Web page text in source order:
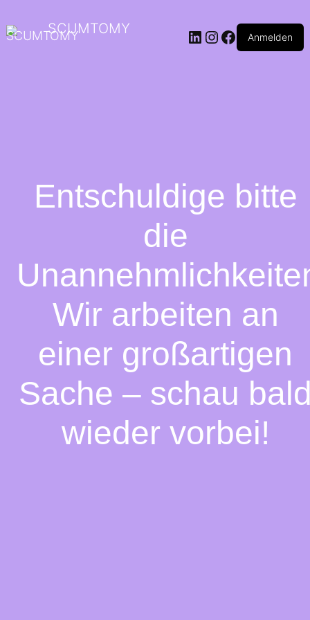
SCUMTOMY
Anmelden
Entschuldige bitte
die
Wir arbeiten an
einer großartigen
Sache – schau
wieder vorbei!